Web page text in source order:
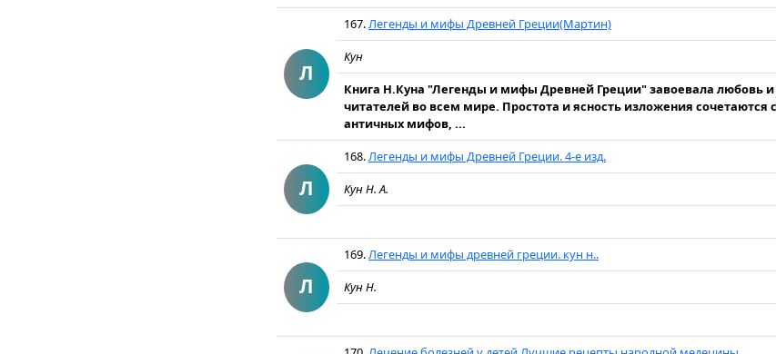
Л
167.Легенды и мифы Древней Греции(Мартин)
Кун
Книга Н.Куна "Легенды и мифы Древней Греции" завоевала любовь
читателей во всем мире. Простота и ясность изложения сочетаются
античных мифов, ...
Л
168.Легенды и мифы Древней Греции. 4-е изд.
Кун Н. А.
Л
169.Легенды и мифы древней греции. кун н..
Кун Н.